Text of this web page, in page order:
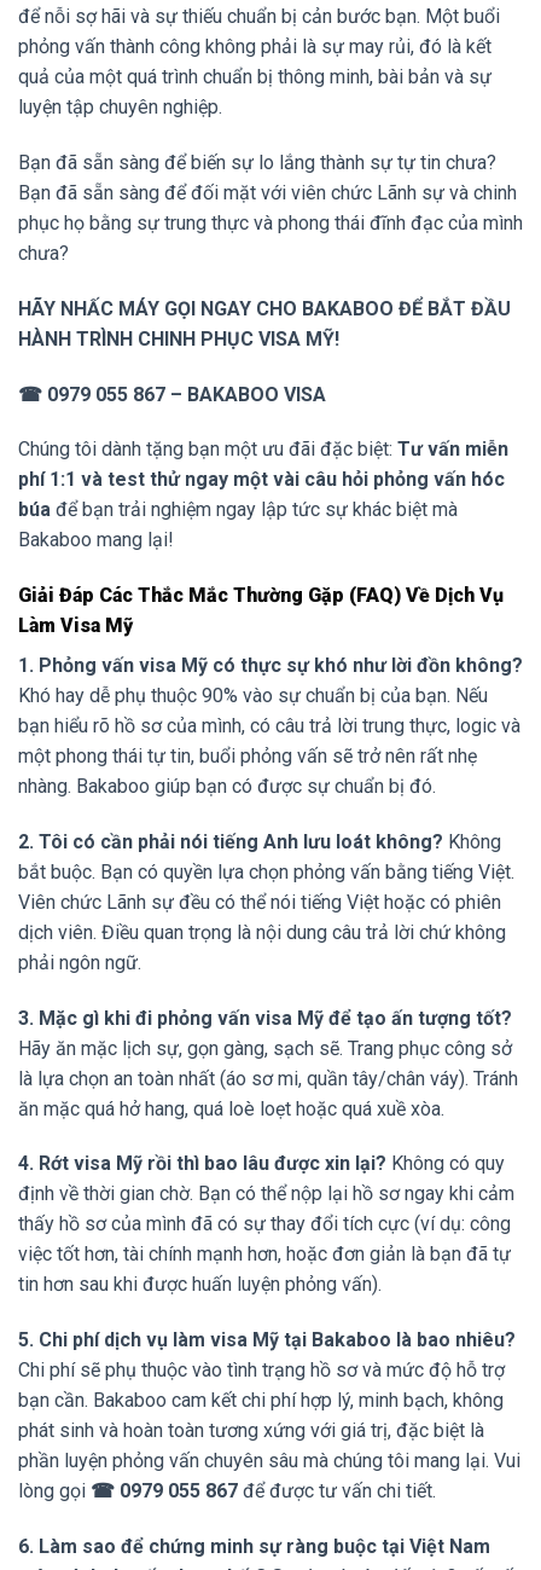
để nỗi sợ hãi và sự thiếu chuẩn bị cản bước bạn. Một buổi
phỏng vấn thành công không phải là sự may rủi, đó là kết
quả của một quá trình chuẩn bị thông minh, bài bản và sự
luyện tập chuyên nghiệp.
Bạn đã sẵn sàng để biến sự lo lắng thành sự tự tin chưa?
Bạn đã sẵn sàng để đối mặt với viên chức Lãnh sự và chinh
phục họ bằng sự trung thực và phong thái đĩnh đạc của mình
chưa?
HÃY NHẤC MÁY GỌI NGAY CHO BAKABOO ĐỂ BẮT ĐẦU
HÀNH TRÌNH CHINH PHỤC VISA MỸ!
☎ 0979 055 867 – BAKABOO VISA
Chúng tôi dành tặng bạn một ưu đãi đặc biệt: Tư vấn miễn
phí 1:1 và test thử ngay một vài câu hỏi phỏng vấn hóc
búa để bạn trải nghiệm ngay lập tức sự khác biệt mà
Bakaboo mang lại!
Giải Đáp Các Thắc Mắc Thường Gặp (FAQ) Về Dịch Vụ
Làm Visa Mỹ
1. Phỏng vấn visa Mỹ có thực sự khó như lời đồn không?
Khó hay dễ phụ thuộc 90% vào sự chuẩn bị của bạn. Nếu
bạn hiểu rõ hồ sơ của mình, có câu trả lời trung thực, logic và
một phong thái tự tin, buổi phỏng vấn sẽ trở nên rất nhẹ
nhàng. Bakaboo giúp bạn có được sự chuẩn bị đó.
2. Tôi có cần phải nói tiếng Anh lưu loát không? Không
bắt buộc. Bạn có quyền lựa chọn phỏng vấn bằng tiếng Việt.
Viên chức Lãnh sự đều có thể nói tiếng Việt hoặc có phiên
dịch viên. Điều quan trọng là nội dung câu trả lời chứ không
phải ngôn ngữ.
3. Mặc gì khi đi phỏng vấn visa Mỹ để tạo ấn tượng tốt?
Hãy ăn mặc lịch sự, gọn gàng, sạch sẽ. Trang phục công sở
là lựa chọn an toàn nhất (áo sơ mi, quần tây/chân váy). Tránh
ăn mặc quá hở hang, quá loè loẹt hoặc quá xuề xòa.
4. Rớt visa Mỹ rồi thì bao lâu được xin lại? Không có quy
định về thời gian chờ. Bạn có thể nộp lại hồ sơ ngay khi cảm
thấy hồ sơ của mình đã có sự thay đổi tích cực (ví dụ: công
việc tốt hơn, tài chính mạnh hơn, hoặc đơn giản là bạn đã tự
tin hơn sau khi được huấn luyện phỏng vấn).
5. Chi phí dịch vụ làm visa Mỹ tại Bakaboo là bao nhiêu?
Chi phí sẽ phụ thuộc vào tình trạng hồ sơ và mức độ hỗ trợ
bạn cần. Bakaboo cam kết chi phí hợp lý, minh bạch, không
phát sinh và hoàn toàn tương xứng với giá trị, đặc biệt là
phần luyện phỏng vấn chuyên sâu mà chúng tôi mang lại. Vui
lòng gọi ☎ 0979 055 867 để được tư vấn chi tiết.
6. Làm sao để chứng minh sự ràng buộc tại Việt Nam